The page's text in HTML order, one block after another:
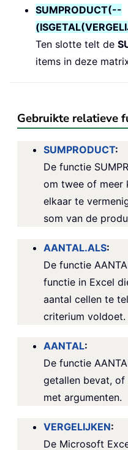
SUMPRODUCT(--
Ten slotte telt de
items in deze
Gebruikte relatieve
SUMPRODUCT:
De functie
om twee of meer
elkaar te
som van de
AANTAL.ALS:
De functie
functie in Excel
aantal cellen te
criterium voldoet.
AANTAL:
De functie
getallen bevat,
met argumenten.
VERGELIJKEN:
De Microsoft